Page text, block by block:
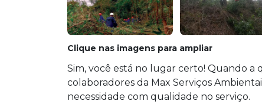
Clique nas imagens para ampliar
Sim, você está no lugar certo! Quando a
colaboradores da Max Serviços
necessidade com qualidade no serviço.